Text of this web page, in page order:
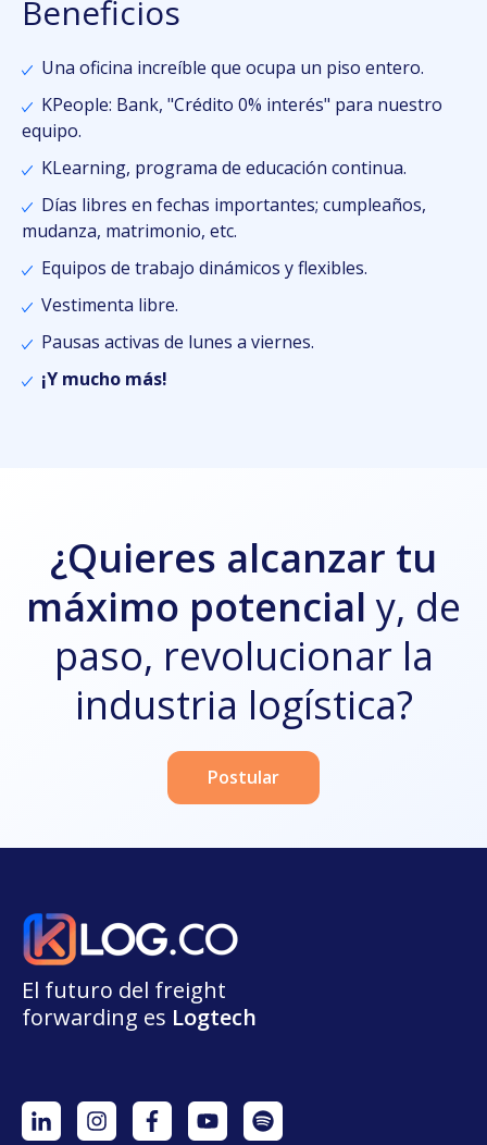
Beneficios
Una oficina increíble que ocupa un piso entero.
KPeople: Bank, "Crédito 0% interés" para nuestro
equipo.
KLearning, programa de educación continua.
Días libres en fechas importantes; cumpleaños,
mudanza, matrimonio, etc.
Equipos de trabajo dinámicos y flexibles.
Vestimenta libre.
Pausas activas de lunes a viernes.
¡Y mucho más!
¿Quieres alcanzar tu
máximo potencialy, de
paso, revolucionar la
industria logística?
Postular
El futuro del freight
forwarding es Logtech